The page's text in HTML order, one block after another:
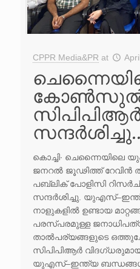
CPPR Media&PR at
കോൺസുൽ
കൊച്ചി∙
ജനറൽ ജൂഢിത്ത് റേവിൻ
പബ്ലിക് പോളിസി
സന്ദർശിച്ചു.
നാളുകളിൽ ഉണ്ടായ
പരസ്പരമുള്ള
താൽപര്യങ്ങളുടെ
സിപിപിആർ
യുഎസ്–ഇന്ത്യ